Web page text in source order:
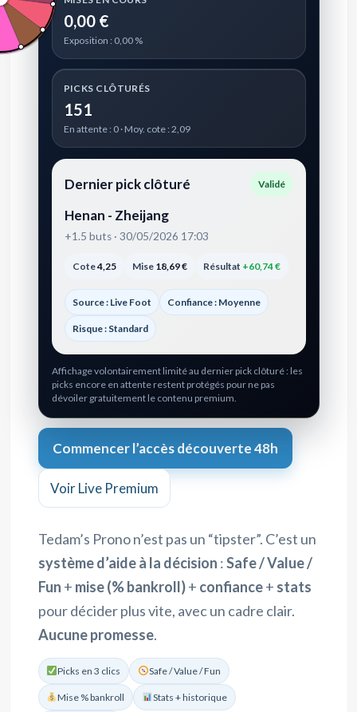
0,00 €
Exposition : 0,00 %
PICKS CLÔTURÉS
151
En attente : 0 · Moy. cote : 2,09
Dernier pick clôturé Validé
Henan - Zheijang
+1.5 buts · 30/05/2026 17:03
Cote4,25 Mise 18,69 € Résultat +60,74 €
Source : Live Foot Confiance : Moyenne
Risque : Standard
Affichage volontairement limité au dernier pick clôturé : les
picks encore en attente restent protégés pour ne pas
dévoiler gratuitement le contenu premium.
Commencer l’accès découverte 48h
Voir Live Premium
Tedam’s Prono n’est pas un “tipster”. C’est un
système d’aide à la décision :Safe / Value /
Fun + mise (% bankroll)+ confiance+ stats
pour décider plus vite, avec un cadre clair.
Aucune promesse.
Picks en 3 clics Safe / Value / Fun
Mise % bankroll Stats + historique